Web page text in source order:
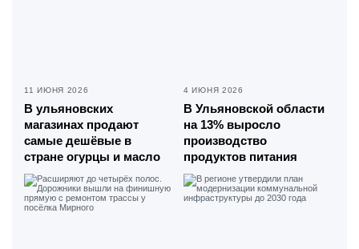
11 ИЮНЯ 2026
В ульяновских
магазинах продают
самые дешёвые в
стране огурцы и масло
4 ИЮНЯ 2026
В Ульяновской области
на 13% выросло
производство
продуктов питания